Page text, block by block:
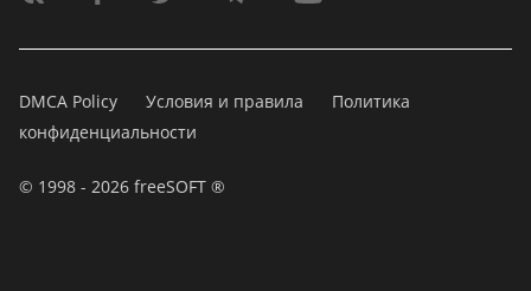
DMCA Policy Условия и правила
Политика
конфиденциальности
© 1998 - 2026 freeSOFT ®